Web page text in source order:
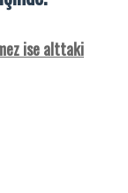
ise alttaki